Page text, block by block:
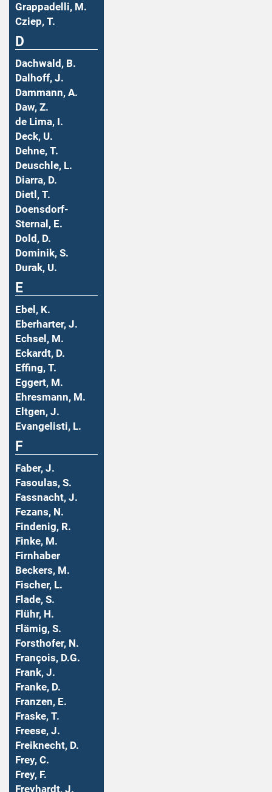
Grappadelli, M.
Cziep, T.
D
Dachwald, B.
Dalhoff, J.
Dammann, A.
Daw, Z.
de Lima, I.
Deck, U.
Dehne, T.
Deuschle, L.
Diarra, D.
Dietl, T.
Doensdorf-
Sternal, E.
Dold, D.
Dominik, S.
Durak, U.
E
Ebel, K.
Eberharter, J.
Echsel, M.
Eckardt, D.
Effing, T.
Eggert, M.
Ehresmann, M.
Eltgen, J.
Evangelisti, L.
F
Faber, J.
Fasoulas, S.
Fassnacht, J.
Fezans, N.
Findenig, R.
Finke, M.
Firnhaber
Beckers, M.
Fischer, L.
Flade, S.
Flühr, H.
Flämig, S.
Forsthofer, N.
François, D.G.
Frank, J.
Franke, D.
Franzen, E.
Fraske, T.
Freese, J.
Freiknecht, D.
Frey, C.
Frey, F.
Freyhardt, J.